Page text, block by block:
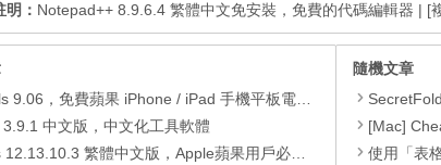
： Notepad++ 8.9.6.4 繁體中文免安裝，免費的代碼編輯器 | [
，免費蘋果 iPhone / iPad 手機平板電腦管理備份還原軟體
3.9.1 中文版，中文化工具軟體
繁體中文版，Apple蘋果用戶必備軟體
隨機文章
[Mac]
使用「表